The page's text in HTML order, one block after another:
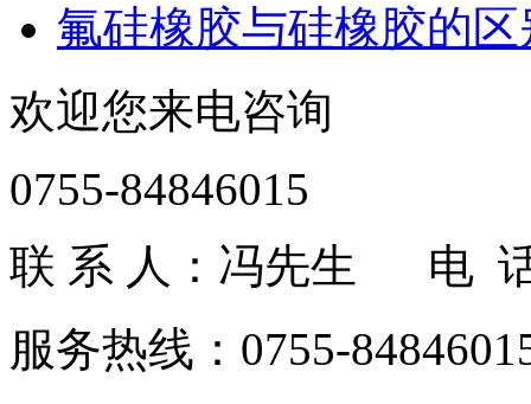
氟硅橡胶与硅橡胶的区
欢迎您来电咨询
0755-84846015
联 系 人：冯先生 电 话
服务热线：0755-